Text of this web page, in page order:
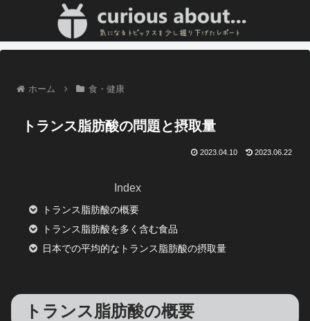
ホーム 食・健康
トランス脂肪酸の問題と摂取量
2023.04.10 2023.06.22
Index
トランス脂肪酸の概要
トランス脂肪酸を多く含む食品
日本での平均的なトランス脂肪酸の摂取量
トランス脂肪酸の概要